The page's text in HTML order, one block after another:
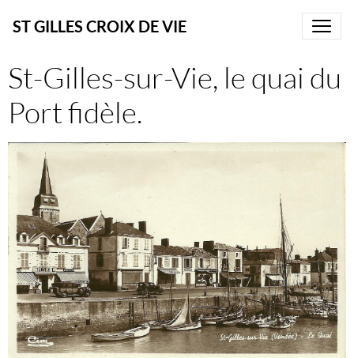
ST GILLES CROIX DE VIE
St-Gilles-sur-Vie, le quai du
Port fidèle.